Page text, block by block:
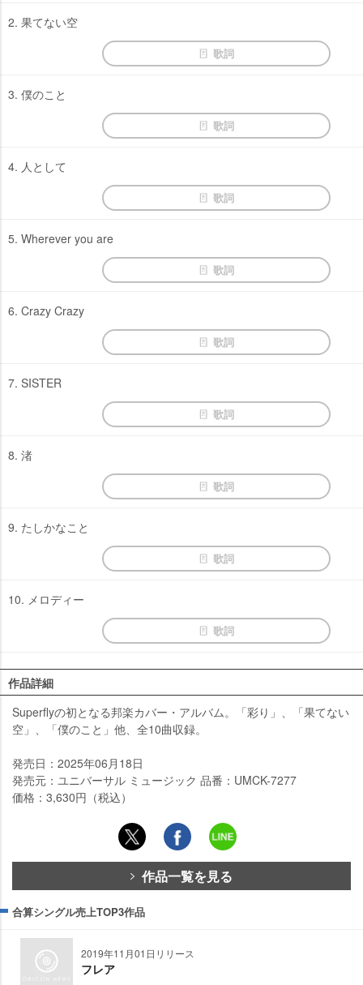
2. 果てない空
歌詞
3. 僕のこと
歌詞
4. 人として
歌詞
5. Wherever you are
歌詞
6. Crazy Crazy
歌詞
7. SISTER
歌詞
8. 渚
歌詞
9. たしかなこと
歌詞
10. メロディー
歌詞
作品詳細
Superflyの初となる邦楽カバー・アルバム。「彩り」、「果てない
空」、「僕のこと」他、全10曲収録。
発売日：2025年06月18日
発売元：ユニバーサル ミュージック 品番：UMCK-7277
価格：3,630円（税込）
作品一覧を見る
合算シングル売上TOP3作品
2019年11月01日リリース
フレア